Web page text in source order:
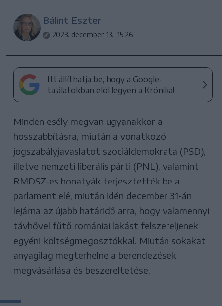
Bálint Eszter
2023. december 13., 15:26
Itt állíthatja be, hogy a Google-
találatokban elöl legyen a Krónika!
Minden esély megvan ugyanakkor a
hosszabbításra, miután a vonatkozó
jogszabályjavaslatot szociáldemokrata (PSD),
illetve nemzeti liberális párti (PNL), valamint
RMDSZ-es honatyák terjesztették be a
parlament elé, miután idén december 31-án
lejárna az újabb határidő arra, hogy valamennyi
távhővel fűtő romániai lakást felszereljenek
egyéni költségmegosztókkal. Miután sokakat
anyagilag megterhelne a berendezések
megvásárlása és beszereltetése,